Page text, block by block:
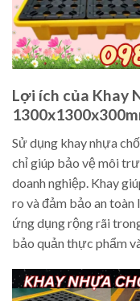
Lợi ích của Khay
Sử dụng khay nhựa
chỉ giúp bảo vệ môi
doanh nghiệp. Khay
ro và đảm bảo an toàn
ứng dụng rộng rãi
bảo quản thực phẩm